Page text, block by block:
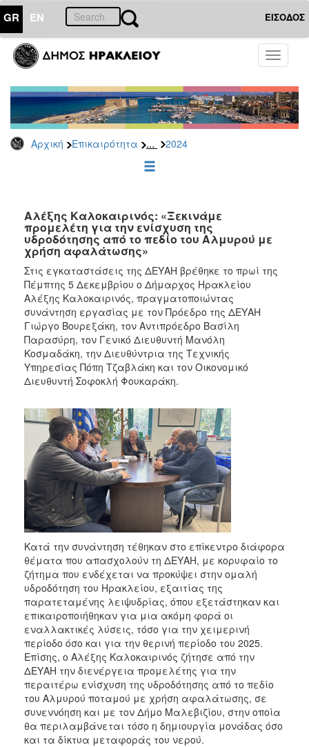
GR EN ΕΙΣΟΔΟΣ
Toggle
Αρχική Επικαιρότητα ... 2024
ΕΠΙΚΑΙΡΟΤΗΤΑ
Τύπου
Αρχείο
2026
2025
2022
2021
2020
2019
2018
2017
2016
2015
2013
2011
2010
2006
ΔΗΜΟΤΗΣ
ΕΠΙΣΚΕΠΤΗΣ
ΗΡΑΚΛΕΙΟ
Αλέξης Καλοκαιρινός: «Ξεκινάμε
προμελέτη για την ενίσχυση της
υδροδότησης από το πεδίο του Αλμυρού με
χρήση αφαλάτωσης»
Στις εγκαταστάσεις της ΔΕΥΑΗ βρέθηκε το πρωί της
Πέμπτης 5 Δεκεμβρίου ο Δήμαρχος Ηρακλείου
Αλέξης Καλοκαιρινός, πραγματοποιώντας
συνάντηση εργασίας με τον Πρόεδρο της ΔΕΥΑΗ
Γιώργο Βουρεξάκη, τον Αντιπρόεδρο Βασίλη
Παρασύρη, τον Γενικό Διευθυντή Μανόλη
Κοσμαδάκη, την Διευθύντρια της Τεχνικής
Υπηρεσίας Πόπη Τζαβλάκη και τον Οικονομικό
Διευθυντή Σοφοκλή Φουκαράκη.
Κατά την συνάντηση τέθηκαν στο επίκεντρο διάφορα
θέματα που απασχολούν τη ΔΕΥΑΗ, με κορυφαίο το
ζήτημα που ενδέχεται να προκύψει στην ομαλή
υδροδότηση του Ηρακλείου, εξαιτίας της
παρατεταμένης λειψυδρίας, όπου εξετάστηκαν και
επικαιροποιήθηκαν για μια ακόμη φορά οι
εναλλακτικές λύσεις, τόσο για την χειμερινή
περίοδο όσο και για την θερινή περίοδο του 2025.
Επίσης, ο Αλέξης Καλοκαιρινός ζήτησε από την
ΔΕΥΑΗ την διενέργεια προμελέτης για την
περαιτέρω ενίσχυση της υδροδότησης από το πεδίο
του Αλμυρού ποταμού με χρήση αφαλάτωσης, σε
συνεννόηση και με τον Δήμο Μαλεβιζίου, στην οποία
θα περιλαμβάνεται τόσο η δημιουργία μονάδας όσο
και τα δίκτυα μεταφοράς του νερού.